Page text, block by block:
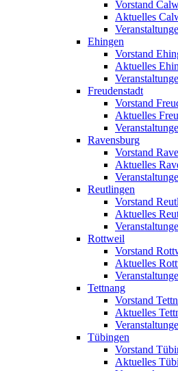
Vorstand
Aktuelles
Ehingen
Vorstand
Aktuelles
Freudenstadt
Vorstand
Aktuelles
Ravensburg
Vorstand
Aktuelles
Reutlingen
Vorstand
Aktuelles
Rottweil
Vorstand
Aktuelles
Tettnang
Vorstand
Aktuelles
Tübingen
Vorstand
Aktuelles